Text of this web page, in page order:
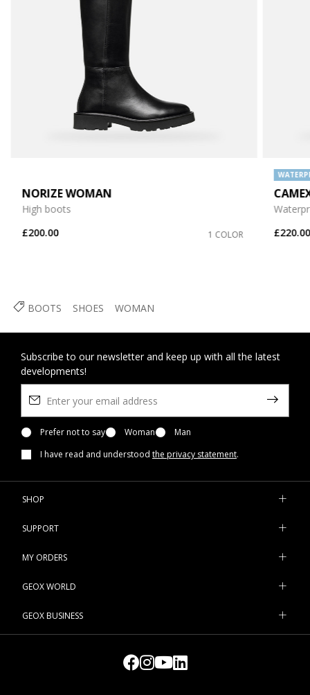
BOOTS SHOES WOMAN
NORIZE WOMAN
High boots
£200.00
1 COLOR
£220.00
Subscribe to our newsletter and keep up with all the latest
developments!
Prefer not to say Woman
Man
I have read and understood the privacy statement.
SHOP
SUPPORT
MY ORDERS
GEOX WORLD
GEOX BUSINESS